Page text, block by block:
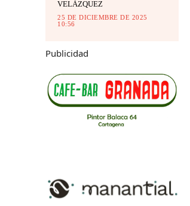
VELÁZQUEZ
25 DE DICIEMBRE DE 2025
10:56
Publicidad